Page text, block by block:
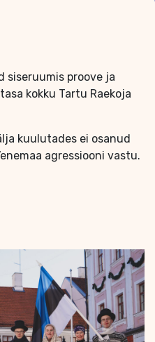
siseruumis proove ja
kokku Tartu Raekoja
kuulutades ei osanud
agressiooni vastu.